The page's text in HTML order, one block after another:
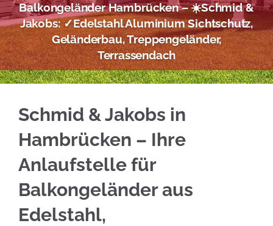
Balkongeländer Hambrücken – ☀️Schmid &
Jakobs: ✓Edelstahl Aluminium Sichtschutz,
Geländerbau, Treppengeländer,
Terrassendach
Schmid & Jakobs in
Hambrücken – Ihre
Anlaufstelle für
Balkongeländer aus
Edelstahl,